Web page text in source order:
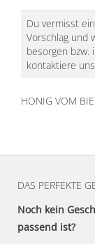
Du vermisst
Vorschlag und
besorgen bzw.
kontaktiere
HONIG VOM
DAS PERFEKTE
Noch kein
passend ist?